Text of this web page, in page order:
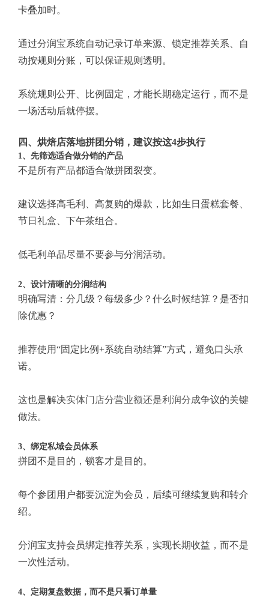
卡叠加时。
通过分润宝系统自动记录订单来源、锁定推荐关系、自
动按规则分账，可以保证规则透明。
系统规则公开、比例固定，才能长期稳定运行，而不是
一场活动后就停摆。
四、烘焙店落地拼团分销，建议按这4步执行
1、先筛选适合做分销的产品
不是所有产品都适合做拼团裂变。
建议选择高毛利、高复购的爆款，比如生日蛋糕套餐、
节日礼盒、下午茶组合。
低毛利单品尽量不要参与分润活动。
2、设计清晰的分润结构
明确写清：分几级？每级多少？什么时候结算？是否扣
除优惠？
推荐使用“固定比例+系统自动结算”方式，避免口头承
诺。
这也是解决实体门店分营业额还是利润分成争议的关键
做法。
3、绑定私域会员体系
拼团不是目的，锁客才是目的。
每个参团用户都要沉淀为会员，后续可继续复购和转介
绍。
分润宝支持会员绑定推荐关系，实现长期收益，而不是
一次性活动。
4、定期复盘数据，而不是只看订单量